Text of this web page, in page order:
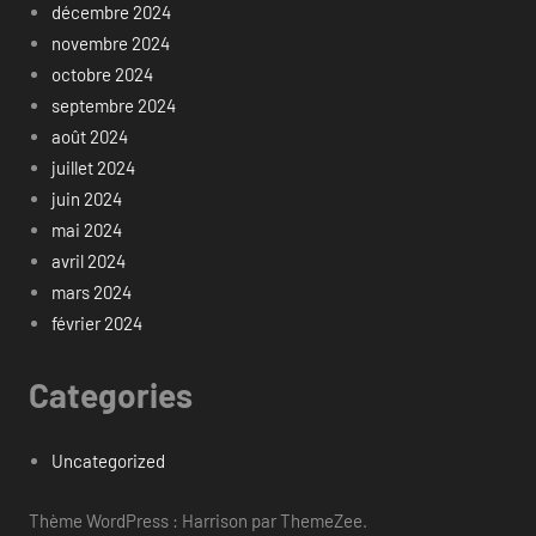
décembre 2024
novembre 2024
octobre 2024
septembre 2024
août 2024
juillet 2024
juin 2024
mai 2024
avril 2024
mars 2024
février 2024
Categories
Uncategorized
Thème WordPress : Harrison par ThemeZee.